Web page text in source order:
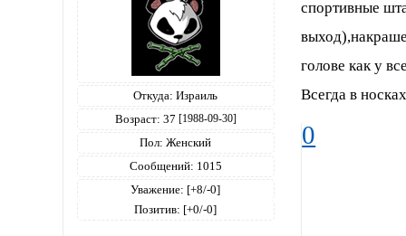
Откуда: Израиль
Возраст: 37 [1988-09-30]
Пол: Женский
Сообщений: 1015
Уважение: [+8/-0]
Позитив: [+0/-0]
спортивные
голове как у
Всегда в
0